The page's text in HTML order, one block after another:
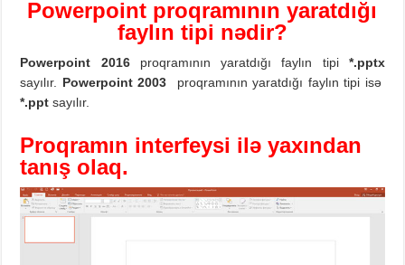
Powerpoint proqramının yaratdığı
faylın tipi nədir?
Powerpoint 2016proqramının yaratdığı faylın tipi *.pptx
sayılır. Powerpoint2003
proqramının yaratdığı faylın tipi isə
*.ppt sayılır.
Proqramın interfeysi ilə yaxından
tanış olaq.